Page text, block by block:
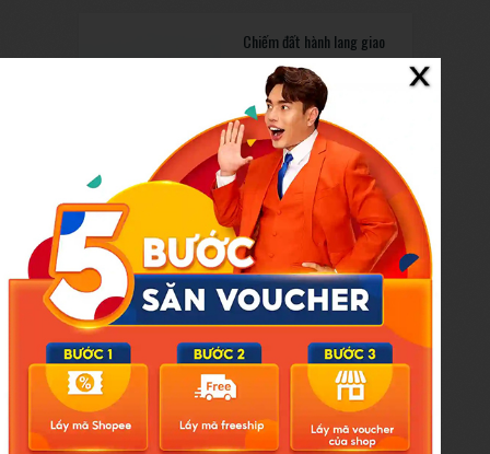
Chiếm đất hành lang giao
thông, một hộ dân bị phạt
60 triệu đồng
Phát hiện 30kg bánh phở
chứa phoóc môn chuẩn bị
tuồn ra thị trường
6 trong 14 cán bộ, công
chức dôi dư khi sáp nhập
xã ở Bình Giang xin nghỉ,
thôi việc